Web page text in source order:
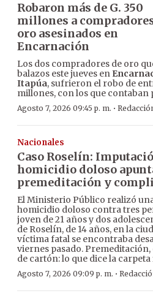
Robaron más de G. 350
millones a
oro asesinados en
Encarnación
Los dos compradores de oro
balazos este jueves en
Itapúa, sufrieron el robo de
millones, con los que
Agosto 7, 2026 09:45 p. m. ·
Nacionales
Caso Roselín:
homicidio doloso
premeditación y
El Ministerio Público realizó
homicidio doloso contra tres
joven de 21 años y dos
de Roselín, de 14 años, en la
víctima fatal se encontraba
viernes pasado.
de cartón: lo que dice la carpeta
Agosto 7, 2026 09:09 p. m. ·